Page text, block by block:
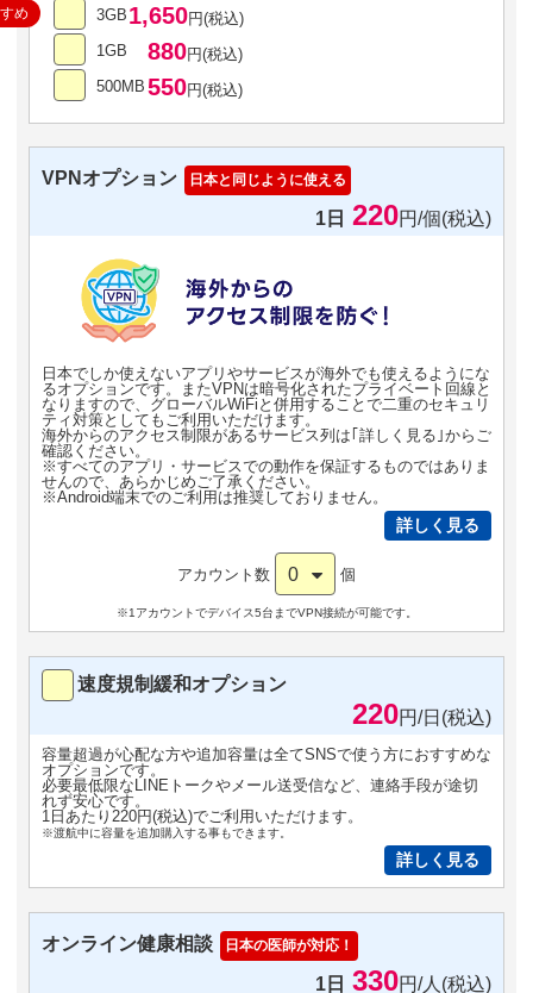
3GB 1,650円(税込)
め
1GB 880円(税込)
500MB 550円(税込)
VPNオプション 日本と同じように使える
1日 220円/個(税込)
日本でしか使えないアプリやサービスが海外でも使えるようにな
るオプションです。またVPNは暗号化されたプライベート回線と
なりますので、グローバルWiFiと併用することで二重のセキュリ
ティ対策としてもご利用いただけます。
海外からのアクセス制限があるサービス列は｢詳しく見る｣からご
確認ください。
※すべてのアプリ・サービスでの動作を保証するものではありま
せんので、あらかじめご了承ください。
※Android端末でのご利用は推奨しておりません。
詳しく見る
アカウント数 0 個
※1アカウントでデバイス5台までVPN接続が可能です。
速度規制緩和オプション
220円/日(税込)
容量超過が心配な方や追加容量は全てSNSで使う方におすすめな
オプションです。
必要最低限なLINEトークやメール送受信など、連絡手段が途切
れず安心です。
1日あたり220円(税込)でご利用いただけます。
※渡航中に容量を追加購入する事もできます。
詳しく見る
オンライン健康相談 日本の医師が対応！
1日 330円/人(税込)